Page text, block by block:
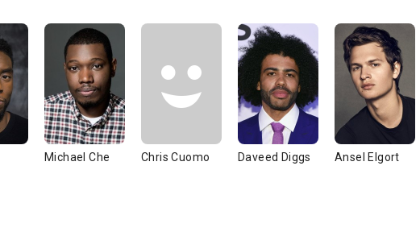
Michael Che Chris Cuomo Daveed Diggs Ansel Elgort